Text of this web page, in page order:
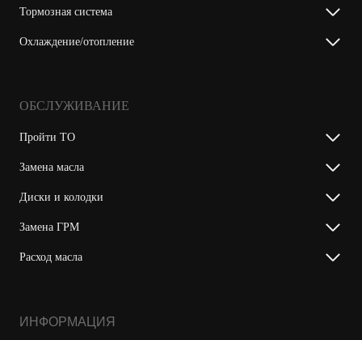
Тормозная система
Охлаждение/отопление
ОБСЛУЖИВАНИЕ
Пройти ТО
Замена масла
Диски и колодки
Замена ГРМ
Расход масла
ИНФОРМАЦИЯ